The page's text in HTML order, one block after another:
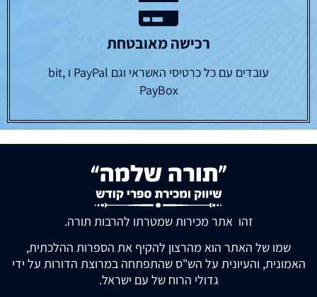
רכישה מאובטחת
עובדים עם כל כרטיסי האשראי וגם PayPal ו bit,
PayBox
זהו אתר מכירות שמטרתו להרבות תורה.
שמו של האתר הוא מהרצון להקיף את הספרות ההלכתית,
האמונית, והעיונית על הש"ס שהתפתחה במרוצת הדורות על ידי
גדולי הרוח של עם ישראל.